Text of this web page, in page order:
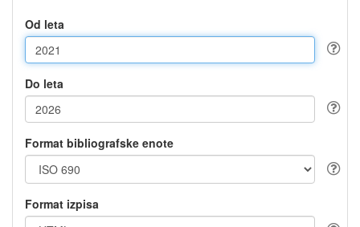
Od leta
Do leta
Format bibliografske enote
Format izpisa